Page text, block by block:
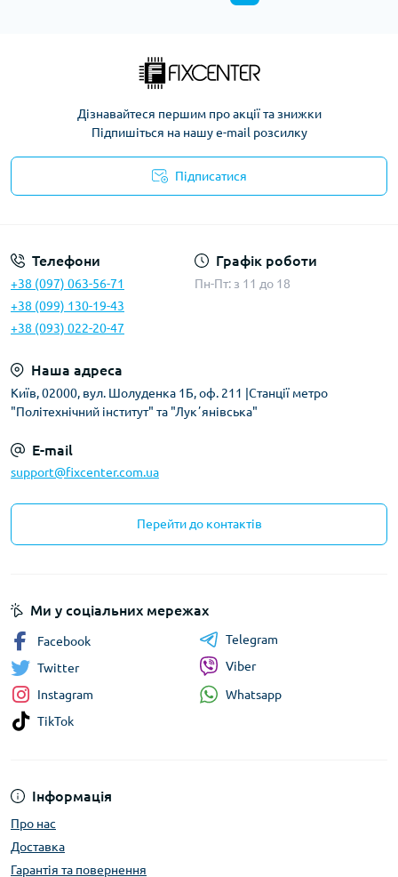
Дізнавайтеся першим про акції та знижки
Підпишіться на нашу e-mail розсилку
Підписатися
Телефони
+38 (097) 063-56-71
+38 (099) 130-19-43
+38 (093) 022-20-47
Графік роботи
Пн-Пт: з 11 до 18
Наша адреса
Київ, 02000, вул. Шолуденка 1Б, оф. 211 |Станції метро
"Політехнічний інститут" та "Лукʼянівська"
E-mail
support@fixcenter.com.ua
Перейти до контактів
Інформація
Про нас
Доставка
Гарантія та повернення
Ми у соціальних мережах
Facebook
Twitter
Instagram
TikTok
Telegram
Viber
Whatsapp